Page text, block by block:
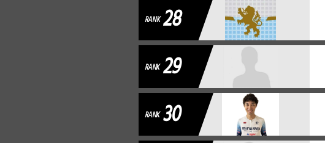
RANK 28
RANK 29
RANK 30